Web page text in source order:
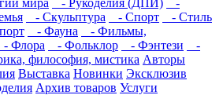
мира - Рукоделия (ДПИ)
-
- Скульптура - Спорт
- Стиль
- Фауна
- Фильмы,
- Флора - Фольклор - Фэнтези
-
философия, мистика Авторы
Выставка Новинки Эксклюзив
Архив товаров Услуги